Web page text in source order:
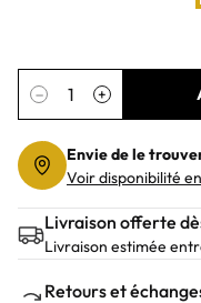
Quantité
− +
Envie de le
Voir disponibilité
Livraison offerte
Livraison estimée
Retours et